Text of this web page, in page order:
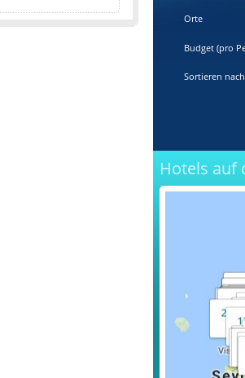
Orte
Budget (pro
Sortieren nach
Hotels auf